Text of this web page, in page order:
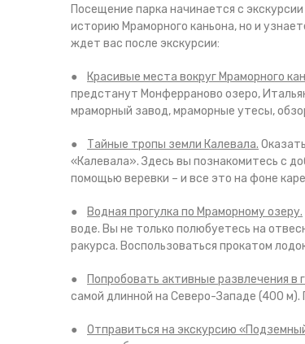
Посещение парка начинается с
историю Мраморного каньона, но и
ждет вас после экскурсии:
● Красивые места вокруг Мраморного
предстанут Монферраново озеро,
мраморный завод, мраморные утесы,
● Тайные тропы земли Калевала.
«Калевала». Здесь вы познакомитесь с
помощью веревки – и все это на фоне
● Водная прогулка по Мраморному озеру.
воде. Вы не только полюбуетесь на
ракурса. Воспользоваться прокатом
● Попробовать активные развлечения в
самой длинной на Северо-Западе (400
● Отправиться на экскурсию